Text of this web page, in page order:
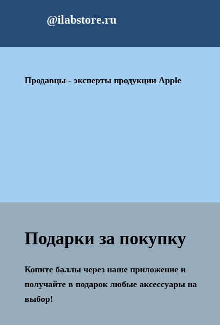
@ilabstore.ru
Продавцы - эксперты продукции Apple
Активация и настройка бесплатно!
Подарки за покупку
Копите баллы через наше приложение и
получайте в подарок любые аксессуары на
выбор!